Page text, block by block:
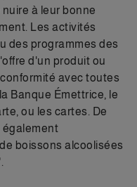
à leur bonne
Les activités
des programmes des
d'un produit ou
avec toutes
Banque Émettrice, le
ou les cartes. De
également
boissons alcoolisées